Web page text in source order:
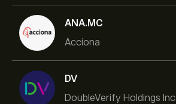
ANA.MC
Acciona
DV
DoubleVerify Holdings Inc